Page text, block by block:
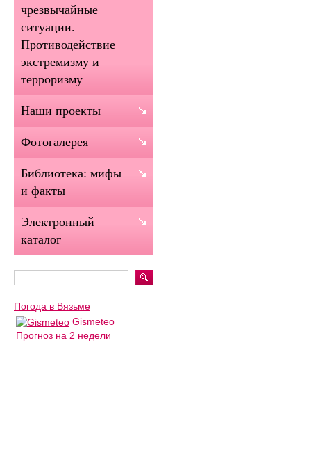
чрезвычайные
ситуации.
Противодействие
экстремизму и
терроризму
Наши проекты
Фотогалерея
Библиотека: мифы
и факты
Электронный
каталог
Погода в Вязьме
Gismeteo
Прогноз на 2 недели